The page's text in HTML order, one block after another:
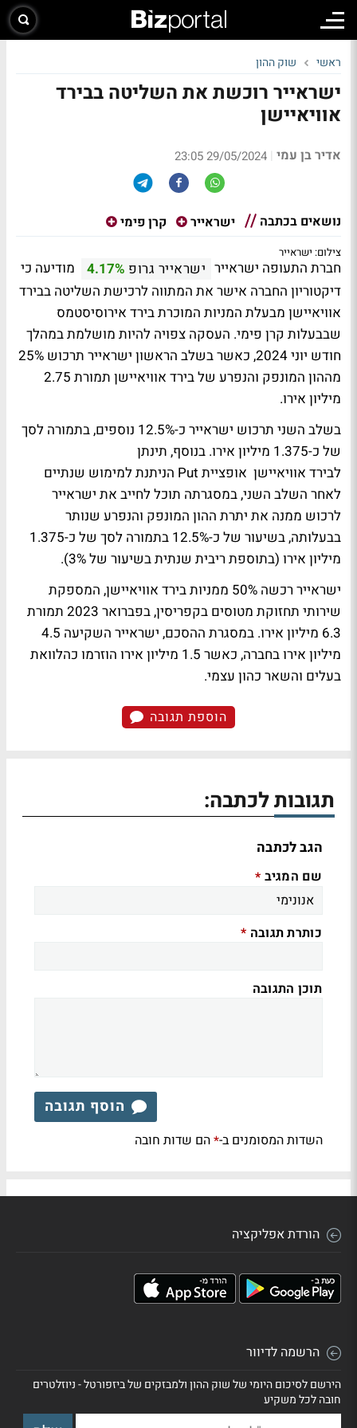
ראשי שוק ההון
ישראייר רוכשת את השליטה בבירד
אוויאיישן
אדיר בן עמי |
29/05/2024 23:05
נושאים בכתבה ישראייר קרן פימי
צילום: ישראייר
חברת התעופה ישראייר ישראייר גרופ 4.17%
מודיעה כי
דיקטוריון החברה אישר את המתווה לרכישת השליטה בבירד
אוויאיישן מבעלת המניות המוכרת בירד אירוסיסטמס
שבבעלות קרן פימי. העסקה צפויה להיות מושלמת במהלך
חודש יוני 2024, כאשר בשלב הראשון ישראייר תרכוש 25%
מההון המונפק והנפרע של בירד אוויאיישן תמורת 2.75
מיליון אירו.
בשלב השני תרכוש ישראייר כ-12.5% נוספים, בתמורה לסך
של כ-1.375 מיליון אירו. בנוסף, תינתן
לבירד אוויאיישן אופציית Put הניתנת למימוש שנתיים
לאחר השלב השני, במסגרתה תוכל לחייב את ישראייר
לרכוש ממנה את יתרת ההון המונפק והנפרע שנותר
בבעלותה, בשיעור של כ-12.5% בתמורה לסך של כ-1.375
מיליון אירו (בתוספת ריבית שנתית בשיעור של 3%).
ישראייר רכשה 50% ממניות בירד אוויאיישן, המספקת
שירותי תחזוקת מטוסים בקפריסין, בפברואר 2023 תמורת
6.3 מיליון אירו. במסגרת ההסכם, ישראייר השקיעה 4.5
מיליון אירו בחברה, כאשר 1.5 מיליון אירו הוזרמו כהלוואת
בעלים והשאר כהון עצמי.
הוספת תגובה
תגובות לכתבה:
הגב לכתבה
שם המגיב *
כותרת תגובה *
תוכן התגובה
הוסף תגובה
השדות המסומנים ב-*הם שדות חובה
הורדת אפליקציה
הרשמה לדיוור
הירשם לסיכום היומי של שוק ההון ולמבזקים של ביזפורטל - ניוזלטרים
חובה לכל משקיע